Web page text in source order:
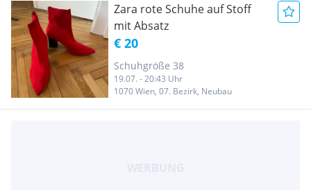
Zara rote Schuhe auf Stoff
mit Absatz
€ 20
Schuhgröße 38
19.07. - 20:43 Uhr
1070 Wien, 07. Bezirk, Neubau